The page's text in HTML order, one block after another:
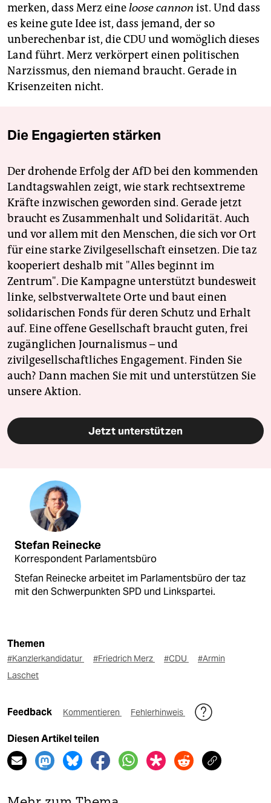
merken, dass Merz eineloose cannon ist. Und dass
es keine gute Idee ist, dass jemand, der so
unberechenbar ist, die CDU und womöglich dieses
Land führt. Merz verkörpert einen politischen
Narzissmus, den niemand braucht. Gerade in
Krisenzeiten nicht.
Die Engagierten stärken
Der drohende Erfolg der AfD bei den kommenden
Landtagswahlen zeigt, wie stark rechtsextreme
Kräfte inzwischen geworden sind. Gerade jetzt
braucht es Zusammenhalt und Solidarität. Auch
und vor allem mit den Menschen, die sich vor Ort
für eine starke Zivilgesellschaft einsetzen. Die taz
kooperiert deshalb mit "Alles beginnt im
Zentrum". Die Kampagne unterstützt bundesweit
linke, selbstverwaltete Orte und baut einen
solidarischen Fonds für deren Schutz und Erhalt
auf. Eine offene Gesellschaft braucht guten, frei
zugänglichen Journalismus – und
zivilgesellschaftliches Engagement. Finden Sie
auch? Dann machen Sie mit und unterstützen Sie
unsere Aktion.
Jetzt unterstützen
Stefan Reinecke
Korrespondent Parlamentsbüro
Stefan Reinecke arbeitet im Parlamentsbüro der taz
mit den Schwerpunkten SPD und Linkspartei.
Themen
#Kanzlerkandidatur #Friedrich Merz #CDU
#Armin
Laschet
Feedback Kommentieren Fehlerhinweis
Diesen Artikel teilen